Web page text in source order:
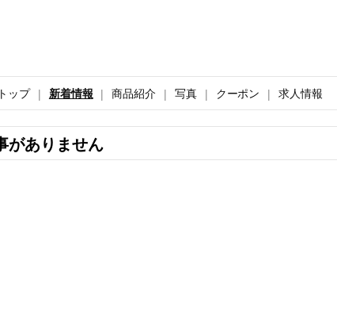
トップ 新着情報 商品紹介 写真 クーポン 求人情報
がありません